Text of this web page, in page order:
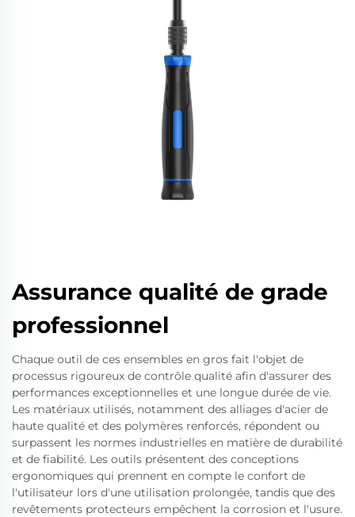
Assurance qualité de grade
professionnel
Chaque outil de ces ensembles en gros fait l'objet de
processus rigoureux de contrôle qualité afin d'assurer des
performances exceptionnelles et une longue durée de vie.
Les matériaux utilisés, notamment des alliages d'acier de
haute qualité et des polymères renforcés, répondent ou
surpassent les normes industrielles en matière de durabilité
et de fiabilité. Les outils présentent des conceptions
ergonomiques qui prennent en compte le confort de
l'utilisateur lors d'une utilisation prolongée, tandis que des
revêtements protecteurs empêchent la corrosion et l'usure.